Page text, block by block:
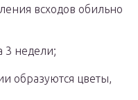
всходов обильно
3 недели;
образуются цветы,